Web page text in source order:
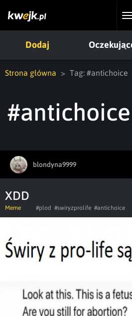
Dodaj
Strona główna Tag: #antichoice
#antichoice
blondyna9999
XDD
Meme #plod #swiryzprolife #antichoice